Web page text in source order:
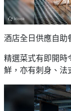
場
新
奇
樂
郊
遊
#
餐
酒店全日供應自助
精選菜式有即開時
鮮，亦有刺身、法